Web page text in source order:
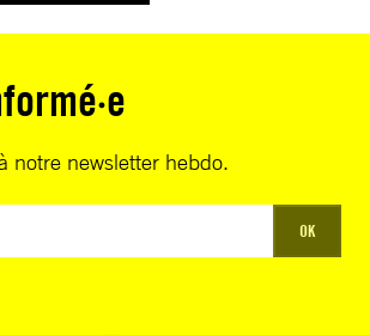
notre newsletter hebdo.
OK